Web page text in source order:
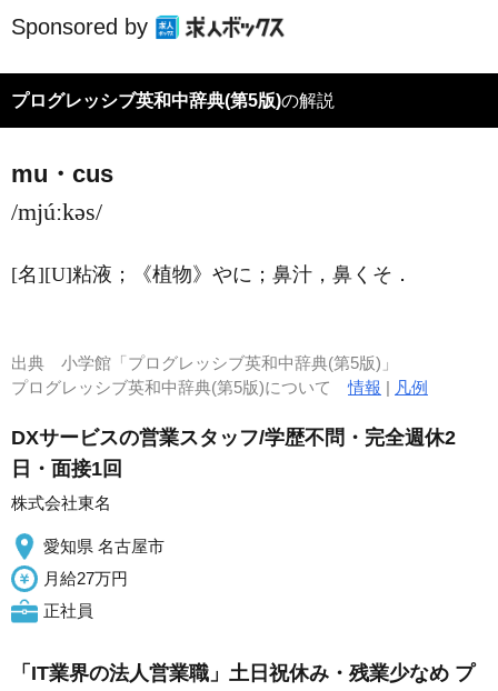
Sponsored by
プログレッシブ英和中辞典(第5版)の解説
mu・cus
/mjúːkəs/
[名][U]粘液； 《植物》 やに；鼻汁，鼻くそ ．
出典 小学館「プログレッシブ英和中辞典(第5版)」
プログレッシブ英和中辞典(第5版)について情報 | 凡例
DXサービスの営業スタッフ/学歴不問・完全週休2
日・面接1回
株式会社東名
愛知県 名古屋市
月給27万円
正社員
「IT業界の法人営業職」土日祝休み・残業少なめ プ